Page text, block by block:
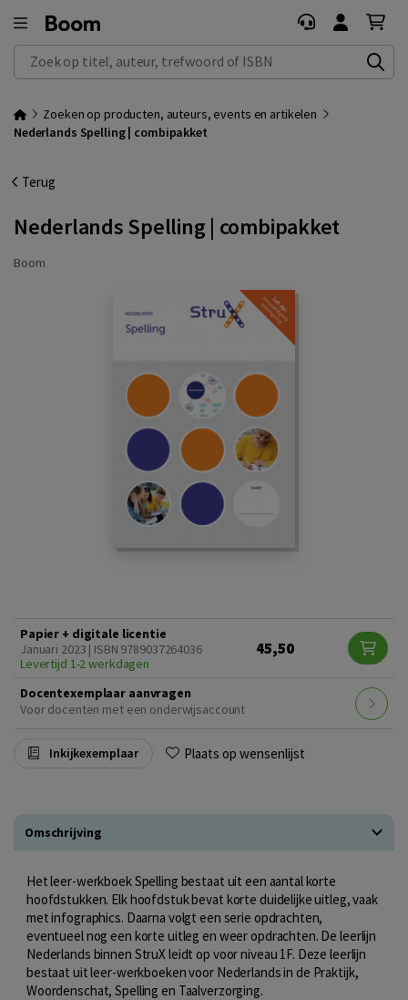
Zoek op titel, auteur, trefwoord of ISBN
Zoeken op producten, auteurs, events en artikelen
Nederlands Spelling | combipakket
Terug
Nederlands Spelling | combipakket
Boom
Papier + digitale licentie
Januari 2023 | ISBN 9789037264036
Levertijd 1-2 werkdagen
45,50
Docentexemplaar aanvragen
Voor docenten met een onderwijsaccount
Inkijkexemplaar Plaats op wensenlijst
Omschrijving
Het leer-werkboek Spelling bestaat uit een aantal korte
hoofdstukken. Elk hoofdstuk bevat korte duidelijke uitleg, vaak
met infographics. Daarna volgt een serie opdrachten,
eventueel nog een korte uitleg en weer opdrachten. De leerlijn
Nederlands binnen StruX leidt op voor niveau 1F. Deze leerlijn
bestaat uit leer-werkboeken voor Nederlands in de Praktijk,
Woordenschat, Spelling en Taalverzorging.